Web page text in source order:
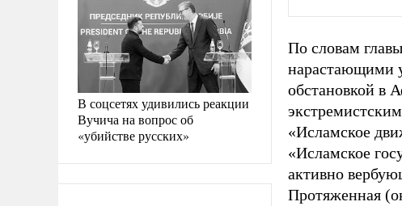
В соцсетях удивились реакции
Вучича на вопрос об
«убийстве русских»
По словам
нарастающими
обстановкой в
«Исламское
«Исламское
активно
Протяженная